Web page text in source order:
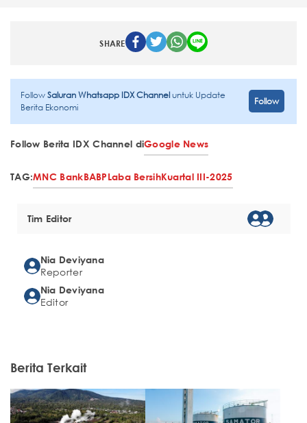
SHARE
FollowSaluran Whatsapp IDX Channeluntuk Update
Berita Ekonomi
Follow
Follow Berita IDX Channel diGoogle News
TAG:MNC BankBABPLaba BersihKuartal III-2025
Tim Editor
Nia Deviyana
Reporter
Nia Deviyana
Editor
Berita Terkait